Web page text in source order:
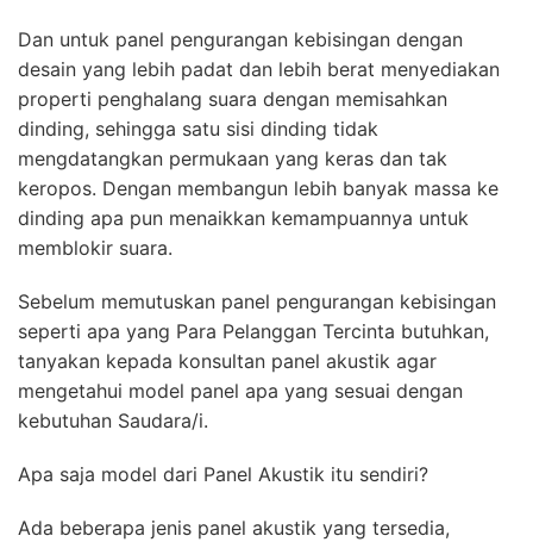
Dan untuk panel pengurangan kebisingan dengan
desain yang lebih padat dan lebih berat menyediakan
properti penghalang suara dengan memisahkan
dinding, sehingga satu sisi dinding tidak
mengdatangkan permukaan yang keras dan tak
keropos. Dengan membangun lebih banyak massa ke
dinding apa pun menaikkan kemampuannya untuk
memblokir suara.
Sebelum memutuskan panel pengurangan kebisingan
seperti apa yang Para Pelanggan Tercinta butuhkan,
tanyakan kepada konsultan panel akustik agar
mengetahui model panel apa yang sesuai dengan
kebutuhan Saudara/i.
Apa saja model dari Panel Akustik itu sendiri?
Ada beberapa jenis panel akustik yang tersedia,